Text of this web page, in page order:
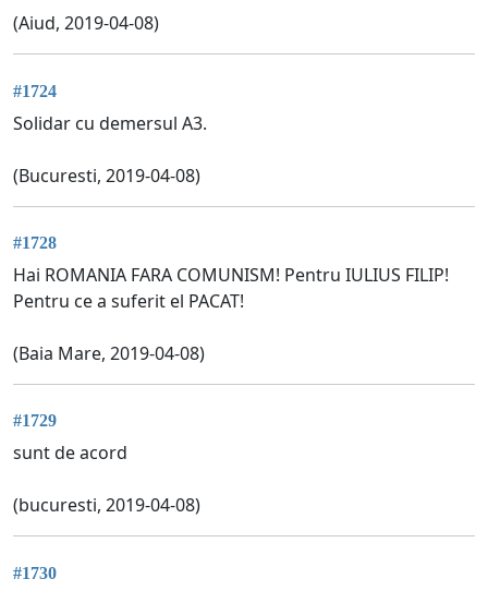
(Aiud, 2019-04-08)
#1724
Solidar cu demersul A3.
(Bucuresti, 2019-04-08)
#1728
Hai ROMANIA FARA COMUNISM! Pentru IULIUS FILIP!
Pentru ce a suferit el PACAT!
(Baia Mare, 2019-04-08)
#1729
sunt de acord
(bucuresti, 2019-04-08)
#1730